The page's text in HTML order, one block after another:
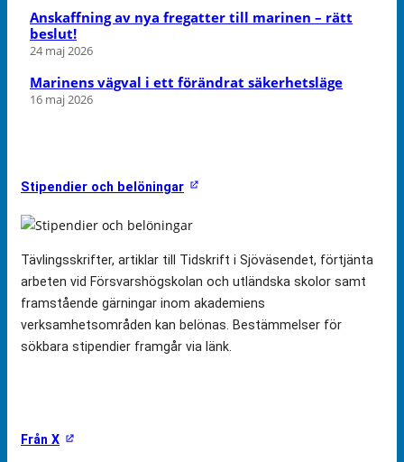
Anskaffning av nya fregatter till marinen – rätt
beslut!
24 maj 2026
Marinens vägval i ett förändrat säkerhetsläge
16 maj 2026
Stipendier och belöningar
Tävlingsskrifter, artiklar till Tidskrift i Sjöväsendet, förtjänta
arbeten vid Försvarshögskolan och utländska skolor samt
framstående gärningar inom akademiens
verksamhetsområden kan belönas. Bestämmelser för
sökbara stipendier framgår via länk.
Från X